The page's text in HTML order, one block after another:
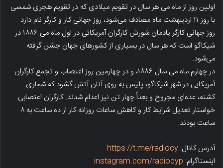
اولین روز از ماه می هر سال در تقویم میلادی که در تقویم هجری شمسی
با روز ۱۱ اردیبهشت ماه مصادف می‌شود، روز جهانی کار و کارگر نام دارد.
روز جهانی کارگر یادمان شورش کارگران آمریکائی در اول ماه می ۱۸۸۶ در
شیکاگو است که هر سال در بسیاری از کشورهای جهان جشن گرفته
می‌شود.
در چهارم ماه می سال ۱۸۸۶، و در چهارمین روز اعتصاب و تجمع کارگران
آمریکایی در شهر شیکاگو، پلیس به روی آنان آتش گشود که شماری
کشته، عده‌ای مجروح و بعداً چهار تن نیز اعدام شدند. کارگران اعتصابی
خواستار تعدیل شرایط کار و کاهش ساعات روزانه کار از ده ساعت به ۸
ساعت بودند.
آدرس کانال: https://t.me/radiocy
اینستاگرام: instagram.com/radiocyp